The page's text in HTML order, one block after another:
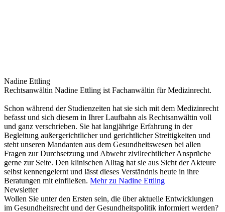
Nadine Ettling
Rechtsanwältin Nadine Ettling ist Fachanwältin für Medizinrecht.
Schon während der Studienzeiten hat sie sich mit dem Medizinrecht
befasst und sich diesem in Ihrer Laufbahn als Rechtsanwältin voll
und ganz verschrieben. Sie hat langjährige Erfahrung in der
Begleitung außergerichtlicher und gerichtlicher Streitigkeiten und
steht unseren Mandanten aus dem Gesundheitswesen bei allen
Fragen zur Durchsetzung und Abwehr zivilrechtlicher Ansprüche
gerne zur Seite. Den klinischen Alltag hat sie aus Sicht der Akteure
selbst kennengelernt und lässt dieses Verständnis heute in ihre
Beratungen mit einfließen. Mehr zu Nadine Ettling
Newsletter
Wollen Sie unter den Ersten sein, die über aktuelle Entwicklungen
im Gesundheitsrecht und der Gesundheitspolitik informiert werden?